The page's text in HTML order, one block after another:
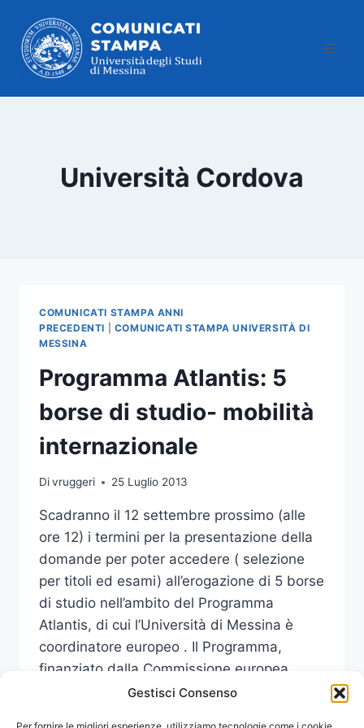
Gestisci Consenso
contenuto
Università Cordova
COMUNICATI STAMPA ANNI
PRECEDENTI
COMUNICATI STAMPA UNIVERSITÀ DI
MESSINA
Programma Atlantis: 5
borse di studio- mobilità
internazionale
Divruggeri 25 Luglio 2013
Scadranno il 12 settembre prossimo (alle
ore 12) i termini per la presentazione della
domande per poter accedere ( selezione
per titoli ed esami) all’erogazione di 5 borse
di studio nell’ambito del Programma
Atlantis, di cui l’Università di Messina è
coordinatore europeo . Il Programma,
finanziato dalla Commissione europea
(EACEA) e dal Governo degli Stati Uniti…
PROGRAMMA